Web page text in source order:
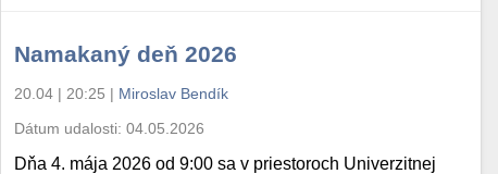
Namakaný deň 2026
20.04 | 20:25 | Miroslav Bendík
Dátum udalosti:04.05.2026
Dňa 4. mája 2026 od 9:00 sa v priestoroch Univerzitnej